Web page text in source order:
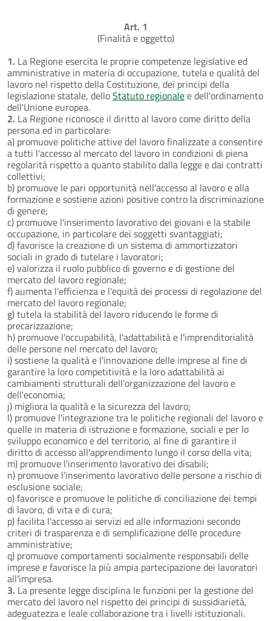
Art. 1
(Finalità e oggetto)
1. La Regione esercita le proprie competenze legislative ed
amministrative in materia di occupazione, tutela e qualità del
lavoro nel rispetto della Costituzione, dei principi della
legislazione statale, delloStatuto regionalee dell'ordinamento
dell'Unione europea.
2. La Regione riconosce il diritto al lavoro come diritto della
persona ed in particolare:
a) promuove politiche attive del lavoro finalizzate a consentire
a tutti l'accesso al mercato del lavoro in condizioni di piena
regolarità rispetto a quanto stabilito dalla legge e dai contratti
collettivi;
b) promuove le pari opportunità nell'accesso al lavoro e alla
formazione e sostiene azioni positive contro la discriminazione
di genere;
c) promuove l'inserimento lavorativo dei giovani e la stabile
occupazione, in particolare dei soggetti svantaggiati;
d) favorisce la creazione di un sistema di ammortizzatori
sociali in grado di tutelare i lavoratori;
e) valorizza il ruolo pubblico di governo e di gestione del
mercato del lavoro regionale;
f) aumenta l'efficienza e l'equità dei processi di regolazione del
mercato del lavoro regionale;
g) tutela la stabilità del lavoro riducendo le forme di
precarizzazione;
h) promuove l'occupabilità, l'adattabilità e l'imprenditorialità
delle persone nel mercato del lavoro;
i) sostiene la qualità e l'innovazione delle imprese al fine di
garantire la loro competitività e la loro adattabilità ai
cambiamenti strutturali dell'organizzazione del lavoro e
dell'economia;
j) migliora la qualità e la sicurezza del lavoro;
l) promuove l'integrazione tra le politiche regionali del lavoro e
quelle in materia di istruzione e formazione, sociali e per lo
sviluppo economico e del territorio, al fine di garantire il
diritto di accesso all'apprendimento lungo il corso della vita;
m) promuove l'inserimento lavorativo dei disabili;
n) promuove l'inserimento lavorativo delle persone a rischio di
esclusione sociale;
o) favorisce e promuove le politiche di conciliazione dei tempi
di lavoro, di vita e di cura;
p) facilita l'accesso ai servizi ed alle informazioni secondo
criteri di trasparenza e di semplificazione delle procedure
amministrative;
q) promuove comportamenti socialmente responsabili delle
imprese e favorisce la più ampia partecipazione dei lavoratori
all'impresa.
3. La presente legge disciplina le funzioni per la gestione del
mercato del lavoro nel rispetto dei principi di sussidiarietà,
adeguatezza e leale collaborazione tra i livelli istituzionali.